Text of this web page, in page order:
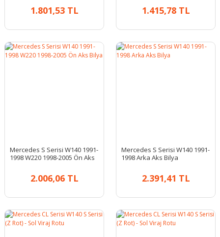
1.801,53 TL 1.415,78 TL
Mercedes S Serisi W140 1991-
1998 W220 1998-2005 Ön Aks
2.006,06 TL
Mercedes S Serisi W140 1991-
1998 Arka Aks Bilya
2.391,41 TL